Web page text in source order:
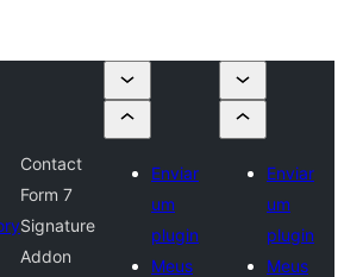
Contact
Form 7
Signature
Addon
Enviar
um
plugin
Meus
Enviar
um
plugin
Meus